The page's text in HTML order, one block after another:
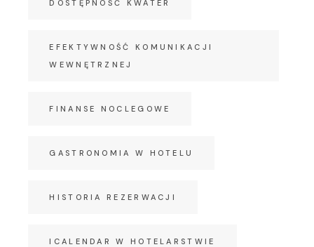
DOSTĘPNOŚĆ KWATER
EFEKTYWNOŚĆ KOMUNIKACJI
WEWNĘTRZNEJ
FINANSE NOCLEGOWE
GASTRONOMIA W HOTELU
HISTORIA REZERWACJI
ICALENDAR W HOTELARSTWIE